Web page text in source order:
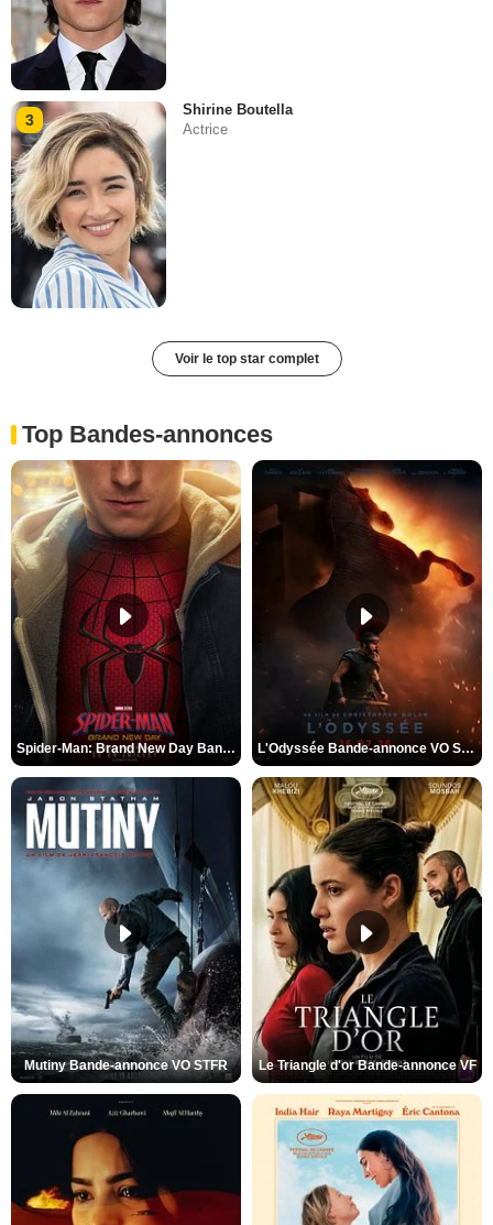
3
Shirine Boutella
Actrice
Voir le top star complet
Top Bandes-annonces
Spider-Man: Brand New Day Bande-annonce VO STFR L'Odyssée Bande-annonce VO STFR
Mutiny Bande-annonce VO STFR Le Triangle d'or Bande-annonce VF